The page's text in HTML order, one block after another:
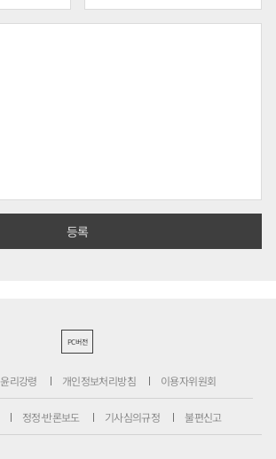
PC버전
윤리강령 개인정보처리방침 이용자위원회
정정·반론보도 기사심의규정 불편신고